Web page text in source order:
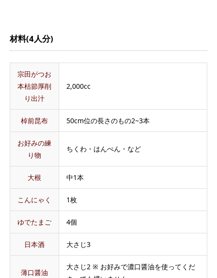
材料(4人分)
宗田がつお
本枯節厚削
り出汁
2,000cc
棹前昆布 50cm位の長さのもの2~3本
お好みの練
り物
ちくわ・はんぺん・など
大根 中1本
こんにゃく 1枚
ゆでたまご 4個
日本酒 大さじ3
薄口醤油
大さじ2 ※ お好みで濃口醤油を使ってくだ